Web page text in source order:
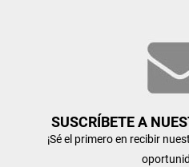
SUSCRÍBETE A
¡Sé el primero en recibir